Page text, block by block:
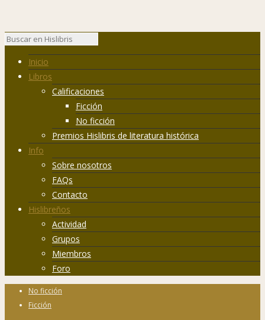
Inicio
Libros
Calificaciones
Ficción
No ficción
Premios Hislibris de literatura histórica
Info
Sobre nosotros
FAQs
Contacto
Hislibreños
Actividad
Grupos
Miembros
Foro
No ficción
Ficción